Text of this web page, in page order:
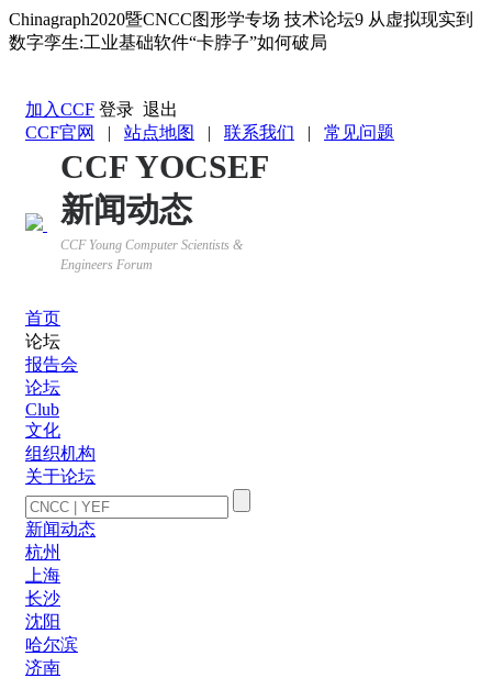
Chinagraph2020暨CNCC图形学专场 技术论坛9 从虚拟现实到
数字孪生:工业基础软件“卡脖子”如何破局
加入CCF 登录 退出
CCF官网
| 站点地图 | 联系我们 | 常见问题
CCF YOCSEF
新闻动态
CCF Young Computer Scientists &
Engineers Forum
首页
论坛
报告会
论坛
Club
文化
组织机构
关于论坛
新闻动态
杭州
上海
长沙
沈阳
哈尔滨
济南